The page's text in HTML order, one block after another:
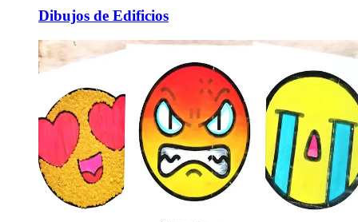
Dibujos de Edificios